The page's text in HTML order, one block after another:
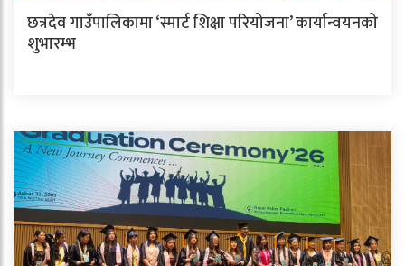
छत्रदेव गाउँपालिकामा ‘स्मार्ट शिक्षा परियोजना’ कार्यान्वयनको
शुभारम्भ